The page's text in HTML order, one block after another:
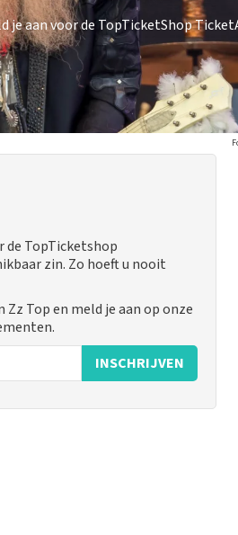
je aan voor de TopTicketShop
de TopTicketshop
zin. Zo hoeft u nooit
Top en meld je aan op onze
INSCHRIJVEN